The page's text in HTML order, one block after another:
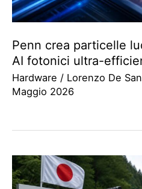
Penn crea particelle
AI fotonici ultra-
Hardware / Lorenzo De
Maggio 2026